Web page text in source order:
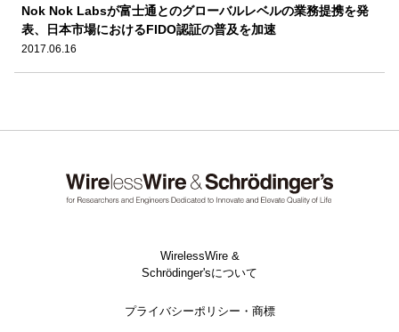
Nok Nok Labsが富士通とのグローバルレベルの業務提携を発
表、日本市場におけるFIDO認証の普及を加速
2017.06.16
WirelessWire &
Schrödinger'sについて
プライバシーポリシー・商標